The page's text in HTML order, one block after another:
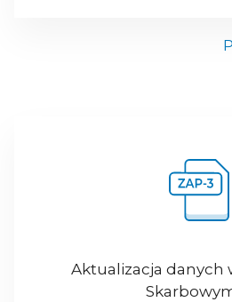
Aktualizacja danych